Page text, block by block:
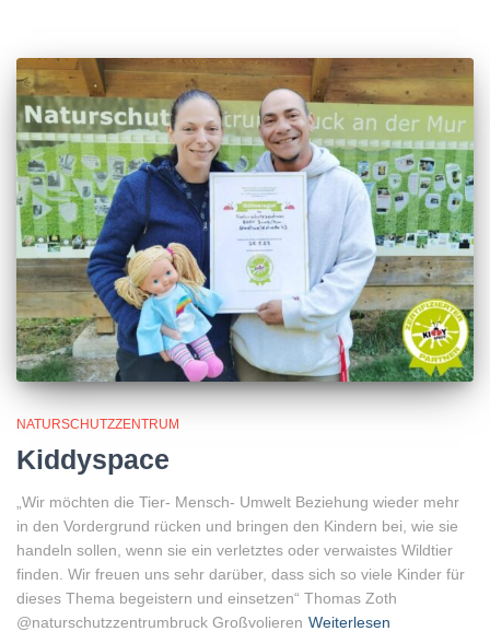
NATURSCHUTZZENTRUM
Kiddyspace
„Wir möchten die Tier- Mensch- Umwelt Beziehung wieder mehr
in den Vordergrund rücken und bringen den Kindern bei, wie sie
handeln sollen, wenn sie ein verletztes oder verwaistes Wildtier
finden. Wir freuen uns sehr darüber, dass sich so viele Kinder für
dieses Thema begeistern und einsetzen“ Thomas Zoth
@naturschutzzentrumbruck Großvolieren Weiterlesen